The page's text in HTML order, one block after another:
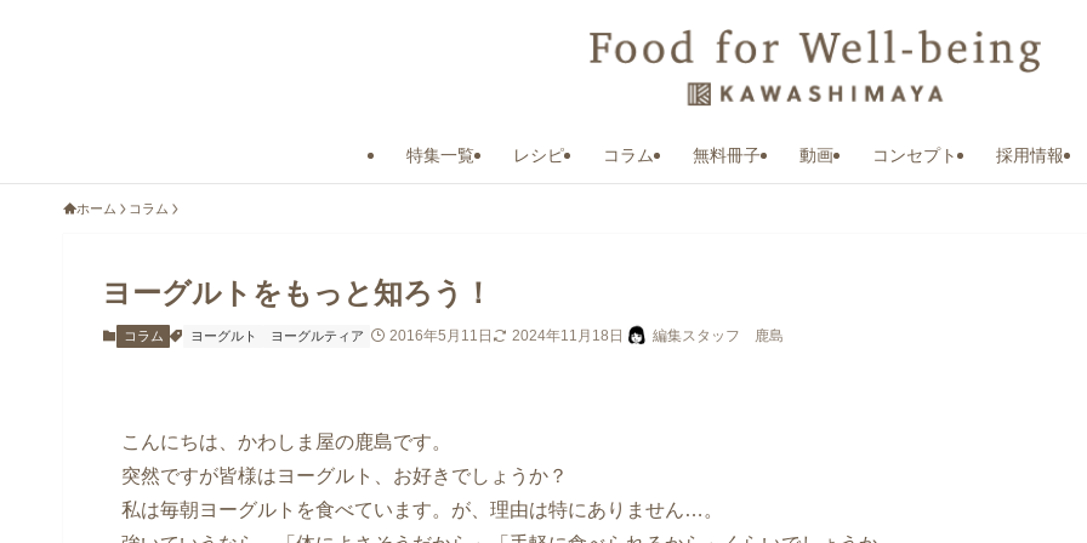
特集一覧 レシピ コラム 無料冊子 動画 コンセプト 採用情報
ホーム コラム
ヨーグルトをもっと知ろう！
コラム ヨーグルト ヨーグルティア 2016年5月11日 2024年11月18日 編集スタッフ 鹿島
こんにちは、かわしま屋の鹿島です。
突然ですが皆様はヨーグルト、お好きでしょうか？
私は毎朝ヨーグルトを食べています。が、理由は特にありません…。